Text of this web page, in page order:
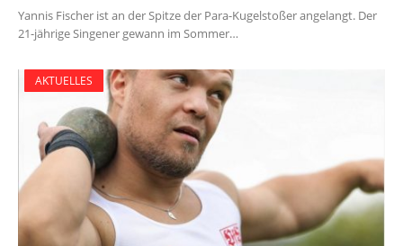
Yannis Fischer ist an der Spitze der Para-Kugelstoßer angelangt. Der
21-jährige Singener gewann im Sommer…
AKTUELLES